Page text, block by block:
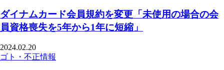
ダイナムカード会員規約を変更「未使用の場合の会
員資格喪失を5年から1年に短縮」
2024.02.20
ゴト・不正情報